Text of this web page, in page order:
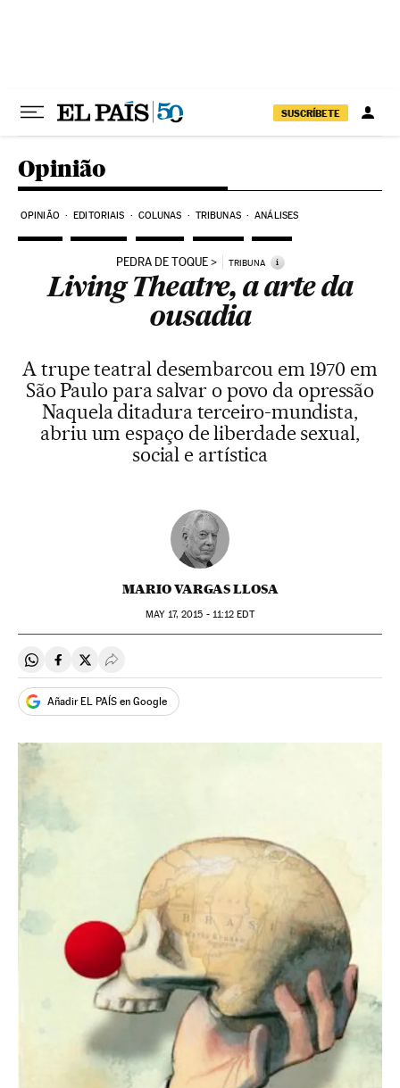
SUSCRÍBETE
Opinião
OPINIÃO EDITORIAIS COLUNAS TRIBUNAS ANÁLISES
PEDRA DE TOQUE TRIBUNA i
Living Theatre, a arte da
ousadia
A trupe teatral desembarcou em 1970 em
São Paulo para salvar o povo da opressão
Naquela ditadura terceiro-mundista,
abriu um espaço de liberdade sexual,
social e artística
MARIO VARGAS LLOSA
MAY17, 2015 - 11:12 EDT
Compartir en Whatsapp
Compartir en Facebook
Compartir en Twitter
Desplegar Redes Sociales
Añadir EL PAÍS en Google